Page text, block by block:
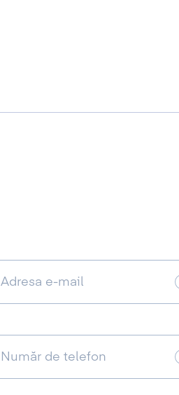
Adresa e-mail
Număr de telefon